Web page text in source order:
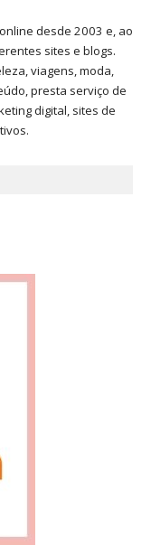
desde 2003 e, ao
sites e blogs.
viagens, moda,
presta serviço de
digital, sites de